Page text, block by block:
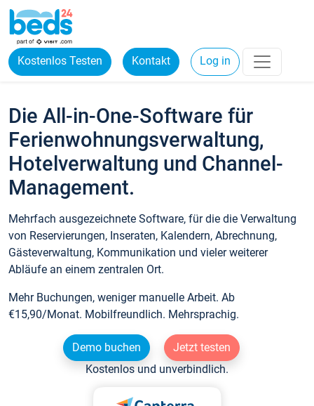
Kostenlos Testen Kontakt Log in
Die All-in-One-Software für
Ferienwohnungsverwaltung,
Hotelverwaltung und Channel-
Management.
Mehrfach ausgezeichnete Software, für die die Verwaltung
von Reservierungen, Inseraten, Kalendern, Abrechnung,
Gästeverwaltung, Kommunikation und vieler weiterer
Abläufe an einem zentralen Ort.
Mehr Buchungen, weniger manuelle Arbeit. Ab
€15,90/Monat. Mobilfreundlich. Mehrsprachig.
Demo buchen
Jetzt testen
Kostenlos und unverbindlich.